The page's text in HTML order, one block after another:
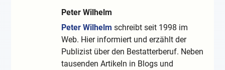
Peter Wilhelm
Peter Wilhelm schreibt seit 1998 im
Web. Hier informiert und erzählt der
Publizist über den Bestatterberuf. Neben
tausenden Artikeln in Blogs und